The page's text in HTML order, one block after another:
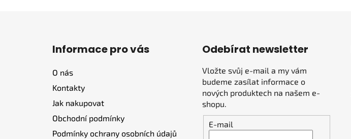
Informace pro vás
O nás
Kontakty
Jak nakupovat
Obchodní podmínky
Podmínky ochrany osobních údajů
Odebírat newsletter
Vložte svůj e-mail a my vám
budeme zasílat informace o
nových produktech na našem e-
shopu.
E-mail